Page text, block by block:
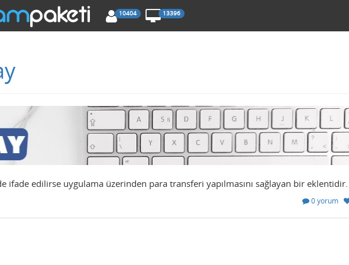
10404 13396
ifade edilirse uygulama üzerinden para transferi yapılmasını sağlayan bir eklentidir.
0 yorum